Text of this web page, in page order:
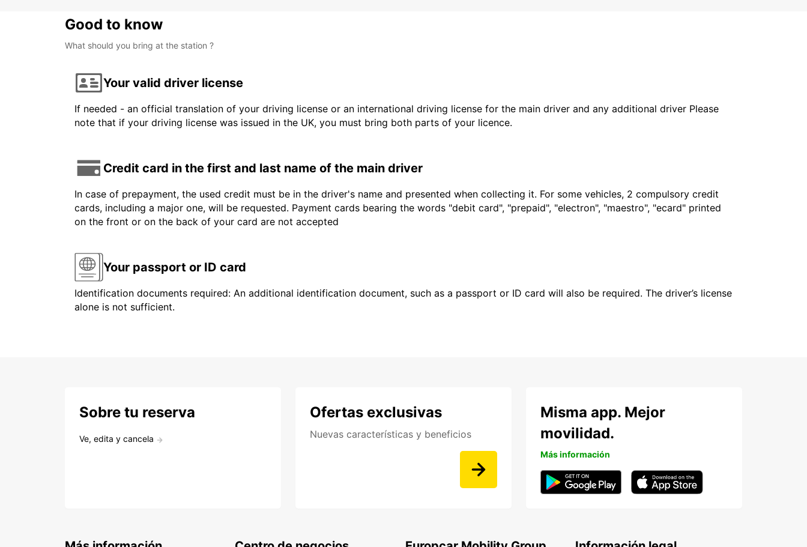
Good to know
What should you bring at the station ?
Your valid driver license
If needed - an official translation of your driving license or an international driving license for the main driver and any additional driver Please
note that if your driving license was issued in the UK, you must bring both parts of your licence.
Credit card in the first and last name of the main driver
In case of prepayment, the used credit must be in the driver's name and presented when collecting it. For some vehicles, 2 compulsory credit
cards, including a major one, will be requested. Payment cards bearing the words "debit card", "prepaid", "electron", "maestro", "ecard" printed
on the front or on the back of your card are not accepted
Your passport or ID card
Identification documents required: An additional identification document, such as a passport or ID card will also be required. The driver’s license
alone is not sufficient.
Sobre tu reserva
Ve, edita y cancela
Ofertas exclusivas
Nuevas características y beneficios
Misma app. Mejor
movilidad.
Más información